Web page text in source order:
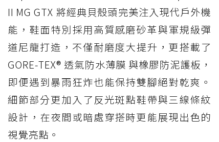
防水鞋推薦 5. Salomon XT-6 GORE-TEX：潮
人必備山系鞋王！防滑、防水與街頭顏值一次攻
頂
防水鞋推薦 6. HOKA Stinson Evo GTX：越野
復刻厚底，GORE-TEX 防水與增高神器一次滿
黃靴同級頂級防水，輕量化工裝健走鞋雨天必備
防水鞋推薦 7. Timberland Motion Access：
黃靴同級頂級防水，輕量化工裝健走鞋雨天必備
II MG GTX 將經典貝殼頭完美注入現代戶外機
能，鞋面特別採用高質感磨砂革與軍規級彈
道尼龍打造，不僅耐磨度大提升，更搭載了
GORE-TEX® 透氣防水薄膜 與橡膠防泥護板，
即便遇到暴雨狂炸也能保持雙腳絕對乾爽。
細節部分更加入了反光斑點鞋帶與三線條紋
設計，在夜間或暗處穿搭時更能展現出色的
視覺亮點。